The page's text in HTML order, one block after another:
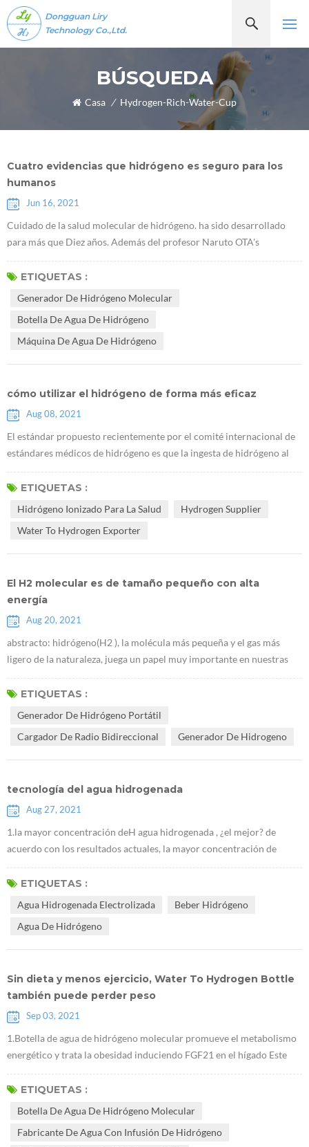
Dongguan Liry
Technology Co.,Ltd.
BÚSQUEDA
Casa / Hydrogen-Rich-Water-Cup
Cuatro evidencias que hidrógeno es seguro para los
humanos
Jun 16, 2021
Cuidado de la salud molecular de hidrógeno. ha sido desarrollado
para más que Diez años. Además del profesor Naruto OTA's
descubrimiento de que Moléculas de hidrógenoTienen propiedades
antioxidantes selectivas en 2007, algunos académicos han
ciertos citoquinas. A medi...
ETIQUETAS :
Generador De Hidrógeno Molecular
Botella De Agua De Hidrógeno
Máquina De Agua De Hidrógeno
cómo utilizar el hidrógeno de forma más eficaz
Aug 08, 2021
El estándar propuesto recientemente por el comité internacional de
estándares médicos de hidrógeno es que la ingesta de hidrógeno al
beber Rico agua hidrogenada debe tener una concentración de
hidrógeno de no menos de 0,5 ppm y al menos 0,5 mg por persona
con hidrógen...
ETIQUETAS :
Hidrógeno Ionizado Para La Salud
Hydrogen Supplier
Water To Hydrogen Exporter
El H2 molecular es de tamaño pequeño con alta
energía
Aug 20, 2021
abstracto: hidrógeno(H2 ), la molécula más pequeña y el gas más
ligero de la naturaleza, juega un papel muy importante en nuestras
vidas.tiene importantes efectos preventivos y terapéuticos sobre
diversas enfermedades del cuerpo humano.este artículo describe la
H2, ...
ETIQUETAS :
Generador De Hidrógeno Portátil
Cargador De Radio Bidireccional
Generador De Hidrogeno
tecnología del agua hidrogenada
Aug 27, 2021
1.la mayor concentración deH agua hidrogenada , ¿el mejor? de
acuerdo con los resultados actuales, la mayor concentración de
hidrógeno, los efectos más significativos en la mejora de la
enfermedad.Es necesario enfatizar que beber hidrógeno debe ser un
los cambios de ...
ETIQUETAS :
Agua Hidrogenada Electrolizada
Beber Hidrógeno
Agua De Hidrógeno
Sin dieta y menos ejercicio, Water To Hydrogen Bottle
también puede perder peso
Sep 03, 2021
1.Botella de agua de hidrógeno molecular promueve el metabolismo
energético y trata la obesidad induciendo FGF21 en el hígado Este
estudio se realizó en ratones obesos. Demostró que Fabricante de
agua con infusión de hidrógeno puede reducir el peso corporal sin
ETIQUETAS :
Botella De Agua De Hidrógeno Molecular
Fabricante De Agua Con Infusión De Hidrógeno